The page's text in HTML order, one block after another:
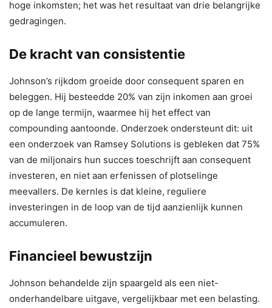
hoge inkomsten; het was het resultaat van drie belangrijke
gedragingen.
De kracht van consistentie
Johnson’s rijkdom groeide door consequent sparen en
beleggen. Hij besteedde 20% van zijn inkomen aan groei
op de lange termijn, waarmee hij het effect van
compounding aantoonde. Onderzoek ondersteunt dit: uit
een onderzoek van Ramsey Solutions is gebleken dat 75%
van de miljonairs hun succes toeschrijft aan consequent
investeren, en niet aan erfenissen of plotselinge
meevallers. De kernles is dat kleine, reguliere
investeringen in de loop van de tijd aanzienlijk kunnen
accumuleren.
Financieel bewustzijn
Johnson behandelde zijn spaargeld als een niet-
onderhandelbare uitgave, vergelijkbaar met een belasting.